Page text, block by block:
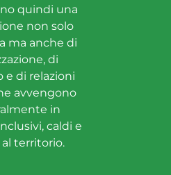
quindi una
non solo
ma anche di
di
e di relazioni
avvengono
in
caldi e
territorio.